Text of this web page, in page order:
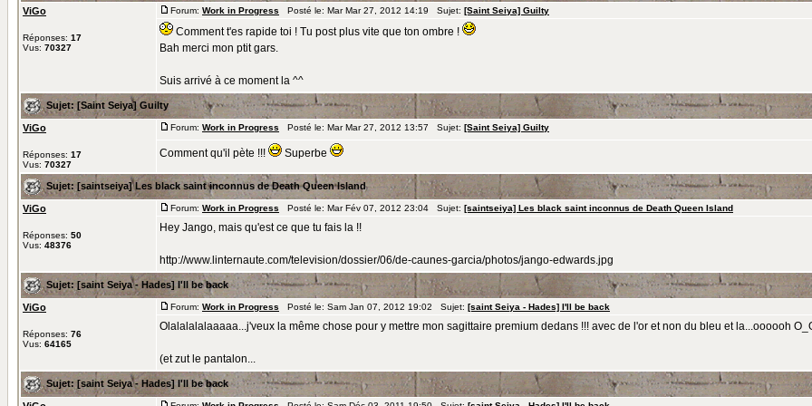
ViGo
Réponses: 17
Vus: 70327
Forum: Work in Progress Posté le: Mar Mar 27, 2012 14:19 Sujet: [Saint Seiya] Guilty
Comment t'es rapide toi ! Tu post plus vite que ton ombre !
Bah merci mon ptit gars.
Suis arrivé à ce moment la ^^
Sujet: [Saint Seiya] Guilty
ViGo
Réponses: 17
Vus: 70327
Forum: Work in Progress Posté le: Mar Mar 27, 2012 13:57 Sujet: [Saint Seiya] Guilty
Comment qu'il pète !!! Superbe
Sujet: [saintseiya] Les black saint inconnus de Death Queen Island
ViGo
Réponses: 50
Vus: 48376
Forum: Work in Progress Posté le: Mar Fév 07, 2012 23:04 Sujet: [saintseiya] Les black saint inconnus de Death Queen Island
Hey Jango, mais qu'est ce que tu fais la !!
http://www.linternaute.com/television/dossier/06/de-caunes-garcia/photos/jango-edwards.jpg
Sujet: [saint Seiya - Hades] I'll be back
ViGo
Réponses: 76
Vus: 64165
Forum: Work in Progress Posté le: Sam Jan 07, 2012 19:02 Sujet: [saint Seiya - Hades] I'll be back
Olalalalalaaaaa...j'veux la même chose pour y mettre mon sagittaire premium dedans !!! avec de l'or et non du bleu et la...oooooh
(et zut le pantalon...
Sujet: [saint Seiya - Hades] I'll be back